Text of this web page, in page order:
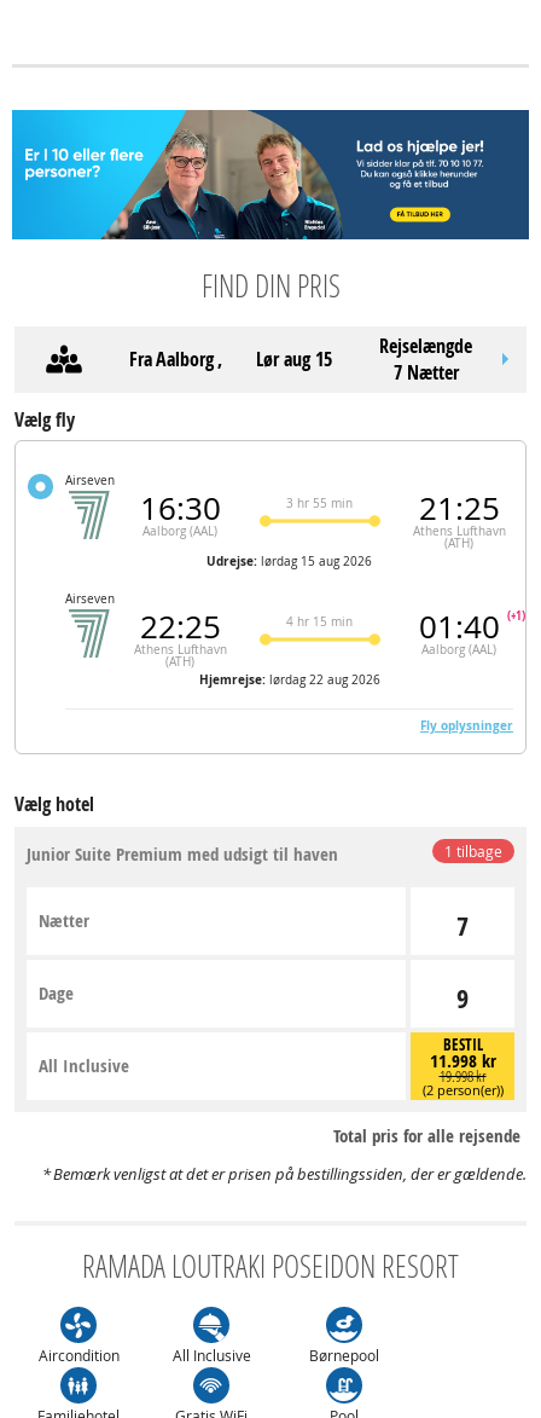
FIND DIN PRIS
FraAalborg, lør aug 15
Rejselængde
7 Nætter
Vælg fly
Airseven
16:30
Aalborg (AAL)
3 hr 55 min 21:25
Athens Lufthavn
(ATH)
Udrejse: lørdag 15 aug 2026
Airseven
22:25
Athens Lufthavn
(ATH)
4 hr 15 min 01:40
Aalborg (AAL)
(+1)
Hjemrejse: lørdag 22 aug 2026
Fly oplysninger
Vælg hotel
1 tilbage
Junior Suite Premium med udsigt til haven
7
Nætter
9
Dage
BESTIL
11.998 kr
19.998 kr
(2 person(er))
All Inclusive
Total pris for alle rejsende
Bemærk venligst at det er prisen på bestillingssiden, der er gældende.
RAMADA LOUTRAKI POSEIDON RESORT
Aircondition All Inclusive Børnepool